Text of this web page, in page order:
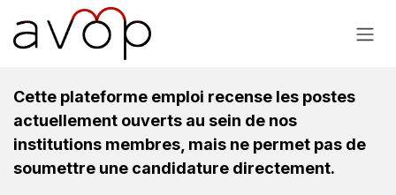
Se rendre au contenu
Cette plateforme emploi recense les postes
actuellement ouverts au sein de nos
institutions membres, mais ne permet pas de
soumettre une candidature directement.